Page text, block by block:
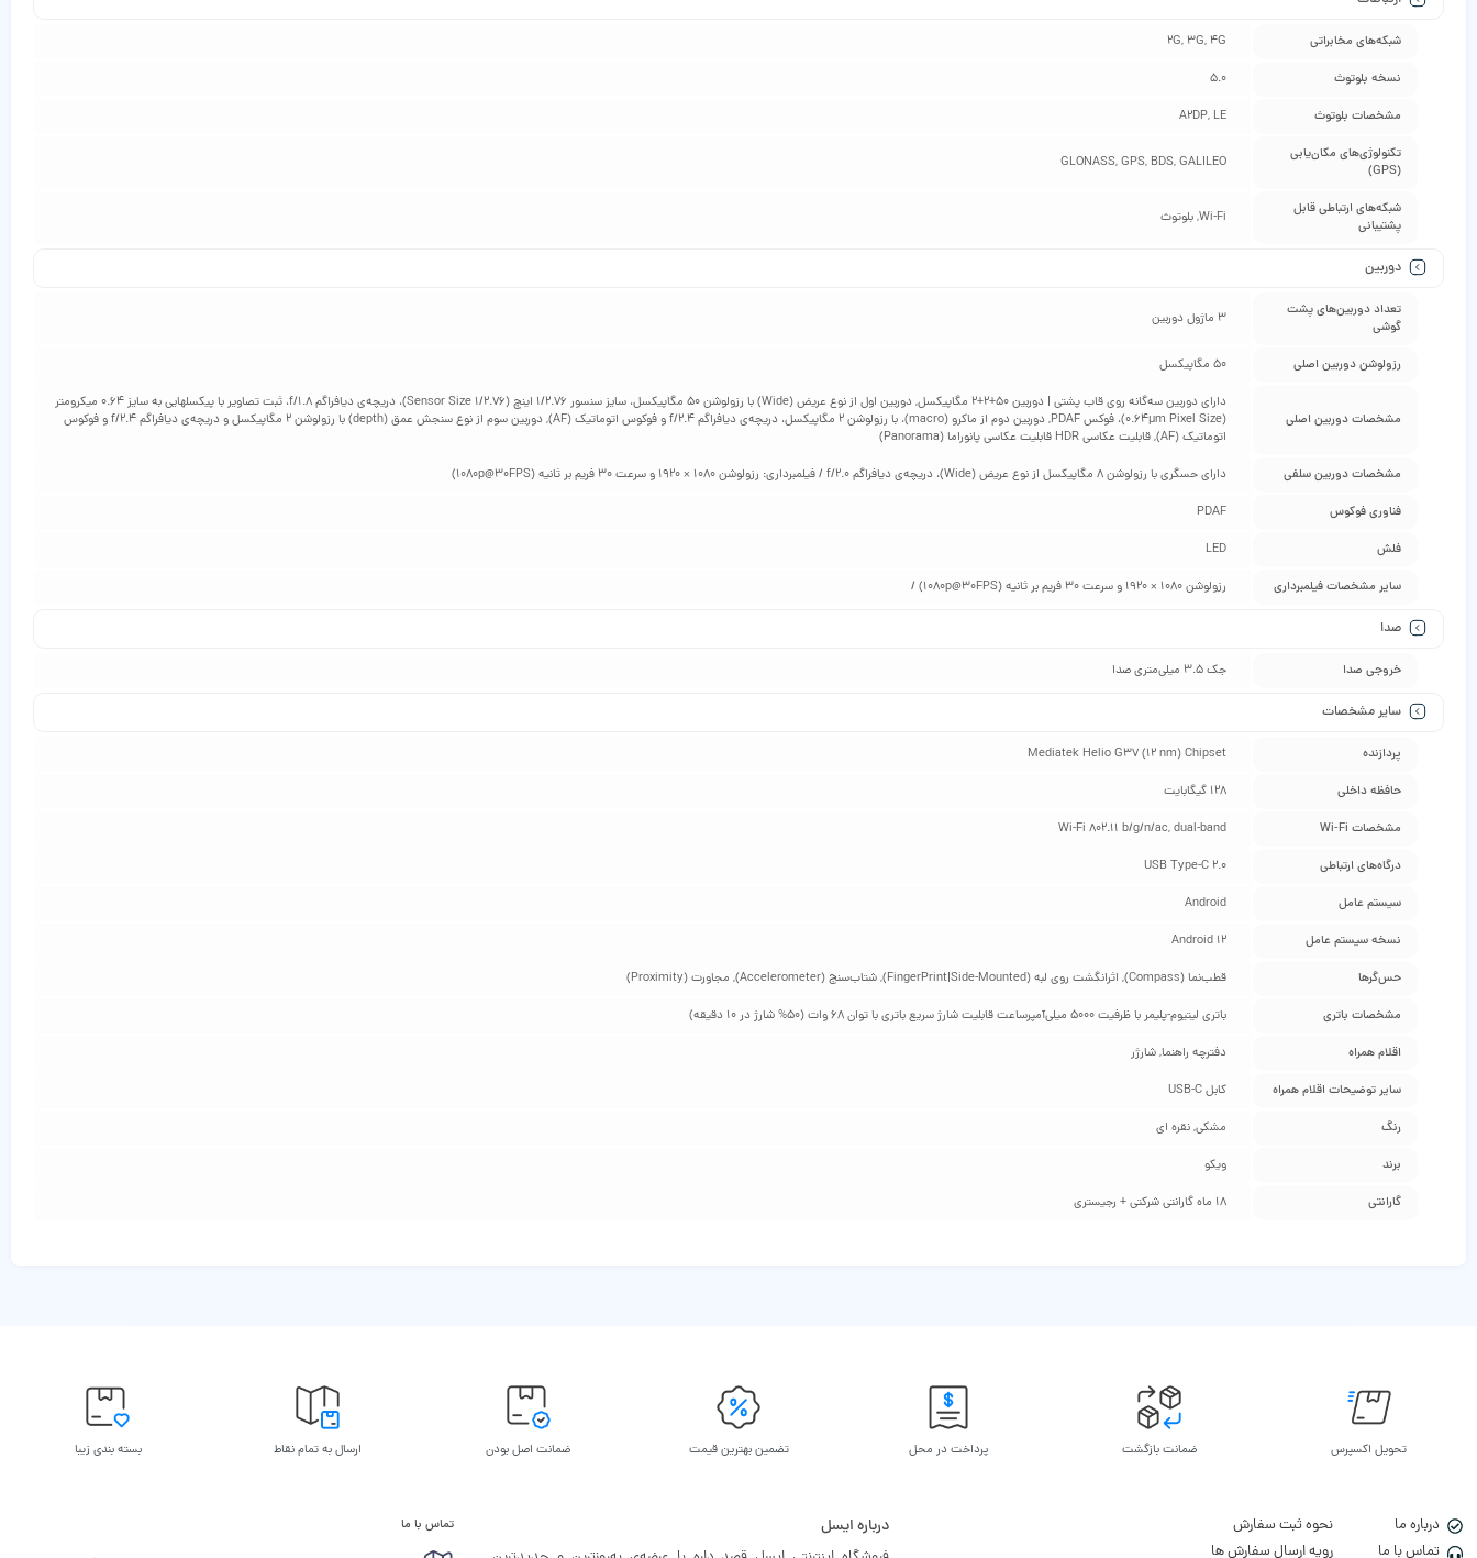
شبکه‌های مخابراتی 2G, 3G, 4G
نسخه بلوتوث 5.0
مشخصات بلوتوث A2DP, LE
تکنولوژی‌های مکان‌یابی
(GPS)
GLONASS, GPS, BDS, GALILEO
شبکه‌های ارتباطی قابل
پشتیبانی
Wi-Fi, بلوتوث
دوربین
تعداد دوربین‌های پشت
گوشی
3 ماژول دوربین
رزولوشن دوربین اصلی 50 مگاپیکسل
مشخصات دوربین اصلی
دارای دوربین سه‌گانه روی قاب پشتی | دوربین ۵۰+۲+۲ مگاپیکسل, دوربین اول از نوع عریض (Wide) با رزولوشن ۵۰ مگاپیکسل، سایز سنسور ۱/۲.۷۶ اینچ (Sensor Size ۱/۲.۷۶)، دریچه‌ی دیافراگم f/۱.۸، ثبت تصاویر با پیکسل‎هایی به سایز ۰.۶۴ میکرومتر
(۰.۶۴µm Pixel Size)، فوکس PDAF, دوربین دوم از ماکرو (macro)، با رزولوشن ۲ مگاپیکسل، دریچه‌ی دیافراگم f/۲.۴ و فوکوس اتوماتیک (AF), دوربین سوم از نوع سنجش عمق (depth) با رزولوشن ۲ مگاپیکسل و دریچه‌ی دیافراگم f/۲.۴ و فوکوس
اتوماتیک (AF), قابلیت عکاسی HDR قابلیت عکاسی پانوراما (Panorama)
مشخصات دوربین سلفی دارای حسگری با رزولوشن 8 مگاپیکسل از نوع عریض (Wide)، دریچه‌ی دیافراگم f/2.0 / فیلمبرداری: رزولوشن 1080 × 1920 و سرعت 30 فریم بر ثانیه (1080p@30FPS)
فناوری فوکوس PDAF
فلش LED
سایر مشخصات فیلمبرداری رزولوشن 1080 × 1920 و سرعت 30 فریم بر ثانیه (1080p@30FPS) /
صدا
خروجی صدا جک 3.5 میلی‌متری صدا
سایر مشخصات
پردازنده Mediatek Helio G37 (12 nm) Chipset
حافظه داخلی 128 گیگابایت
مشخصات Wi-Fi Wi-Fi 802.11 b/g/n/ac, dual-band
درگاه‌های ارتباطی USB Type-C 2.0
سیستم عامل Android
نسخه سیستم عامل Android 12
حس‌گرها قطب‌نما (Compass), اثرانگشت روی لبه (FingerPrint|Side-Mounted), شتاب‌سنج (Accelerometer), مجاورت (Proximity)
مشخصات باتری باتری لیتیوم-پلیمر با ظرفیت ۵۰۰۰ میلی‌آمپرساعت قابلیت شارژ سریع باتری با توان ۶۸ وات (۵۰% شارژ در ۱۰ دقیقه)
اقلام همراه دفترچه‌ راهنما, شارژر
سایر توضیحات اقلام همراه کابل USB-C
رنگ مشکی, نقره ای
برند ویکو
گارانتی 18 ماه گارانتی شرکتی + رجیستری
تحویل اکسپرس ضمانت بازگشت پرداخت در محل تضمین بهترین قیمت ضمانت اصل بودن ارسال به تمام نقاط بسته بندی زیبا
درباره ما
تماس با ما
نحوه ثبت سفارش
رویه ارسال سفارش ها
درباره ایسل تماس با ما